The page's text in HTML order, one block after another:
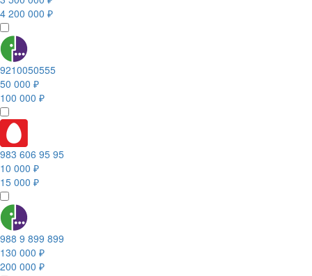
4 200 000 ₽
9210050555
50 000 ₽
100 000 ₽
983 606 95 95
10 000 ₽
15 000 ₽
988 9 899 899
130 000 ₽
200 000 ₽